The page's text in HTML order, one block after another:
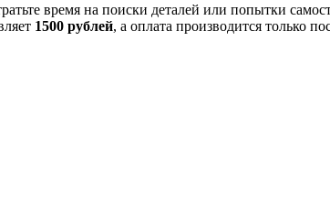
время на поиски деталей или попытки
1500 рублей, а оплата производится только